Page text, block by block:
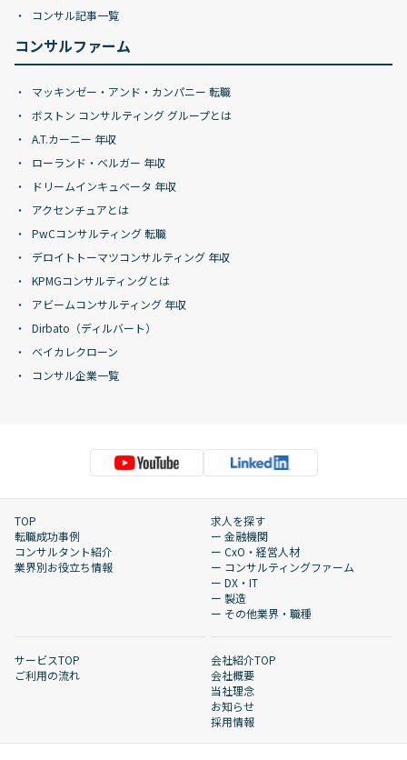
コンサル記事一覧
コンサルファーム
マッキンゼー・アンド・カンパニー 転職
ボストン コンサルティング グループとは
A.T.カーニー 年収
ローランド・ベルガー 年収
ドリームインキュベータ 年収
アクセンチュアとは
PwCコンサルティング 転職
デロイトトーマツコンサルティング 年収
KPMGコンサルティングとは
アビームコンサルティング 年収
Dirbato（ディルバート）
ベイカレクローン
コンサル企業一覧
TOP
転職成功事例
コンサルタント紹介
業界別お役立ち情報
求人を探す
ー 金融機関
ー CxO・経営人材
ー コンサルティングファーム
ー DX・IT
ー 製造
ー その他業界・職種
サービスTOP
ご利用の流れ
会社紹介TOP
会社概要
当社理念
お知らせ
採用情報